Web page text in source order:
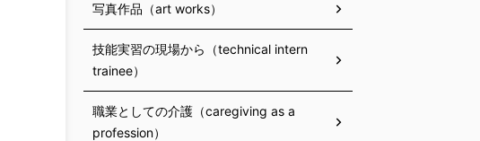
写真作品（art works）
技能実習の現場から（technical intern
trainee）
職業としての介護（caregiving as a
profession）